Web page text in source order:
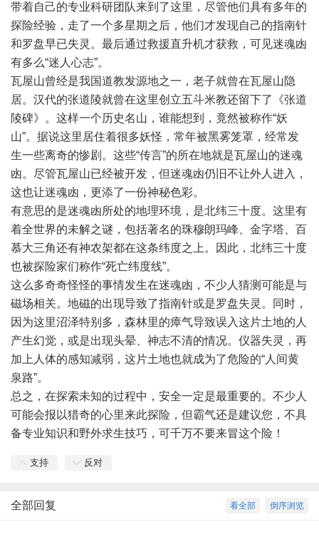
带着自己的专业科研团队来到了这里，尽管他们具有多年的
探险经验，走了一个多星期之后，他们才发现自己的指南针
和罗盘早已失灵。最后通过救援直升机才获救，可见迷魂凼
有多么“迷人心志”。
瓦屋山曾经是我国道教发源地之一，老子就曾在瓦屋山隐
居。汉代的张道陵就曾在这里创立五斗米教还留下了《张道
陵碑》。这样一个历史名山，谁能想到，竟然被称作“妖
山”。据说这里居住着很多妖怪，常年被黑雾笼罩，经常发
生一些离奇的惨剧。这些“传言”的所在地就是瓦屋山的迷魂
凼。尽管瓦屋山已经被开发，但迷魂凼仍旧不让外人进入，
这也让迷魂凼，更添了一份神秘色彩。
有意思的是迷魂凼所处的地理环境，是北纬三十度。这里有
着全世界的未解之谜，包括著名的珠穆朗玛峰、金字塔、百
慕大三角还有神农架都在这条纬度之上。因此，北纬三十度
也被探险家们称作“死亡纬度线”。
这么多奇奇怪怪的事情发生在迷魂凼，不少人猜测可能是与
磁场相关。地磁的出现导致了指南针或是罗盘失灵。同时，
因为这里沼泽特别多，森林里的瘴气导致误入这片土地的人
产生幻觉，或是出现头晕、神志不清的情况。仪器失灵，再
加上人体的感知减弱，这片土地也就成为了危险的“人间黄
泉路”。
总之，在探索未知的过程中，安全一定是最重要的。不少人
可能会报以猎奇的心里来此探险，但霸气还是建议您，不具
备专业知识和野外求生技巧，可千万不要来冒这个险！
支持 反对
倒序浏览
看全部
全部回复